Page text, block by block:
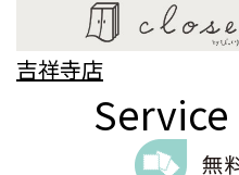
吉祥寺店
Service